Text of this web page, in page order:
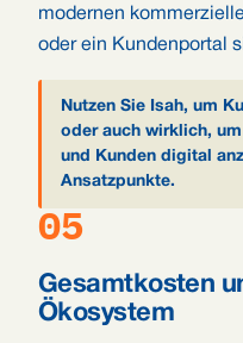
modernen
oder ein Kundenportal
Nutzen Sie Isah, um
oder auch wirklich,
und Kunden digital
Ansatzpunkte.
05
Gesamtkosten
Ökosystem